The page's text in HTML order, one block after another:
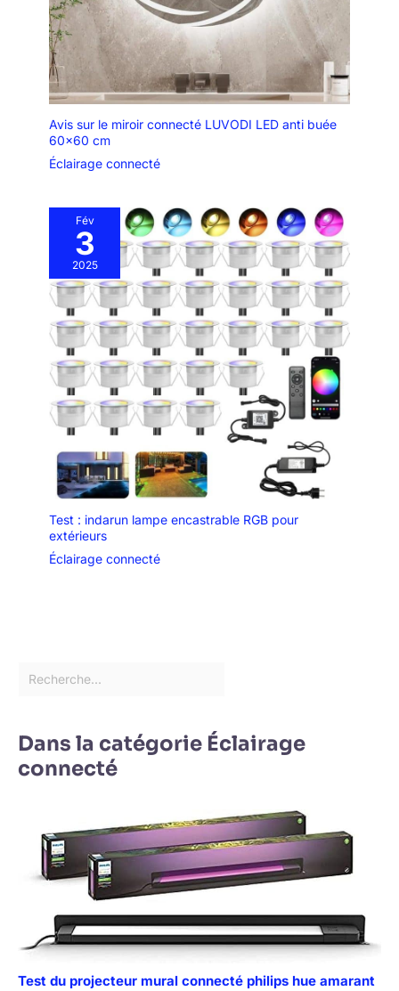
Avis sur le miroir connecté LUVODI LED anti buée
60×60 cm
Éclairage connecté
Fév
3
2025
Test : indarun lampe encastrable RGB pour
extérieurs
Éclairage connecté
Dans la catégorie Éclairage
connecté
Test du projecteur mural connecté philips hue amarant